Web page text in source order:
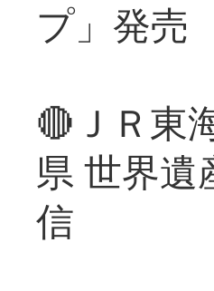
プ」発売
🔴ＪＲ東
県 世界遺
信